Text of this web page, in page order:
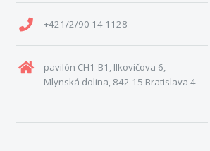
+421/2/90 14 1128
pavilón CH1-B1, Ilkovičova 6,
Mlynská dolina, 842 15 Bratislava 4